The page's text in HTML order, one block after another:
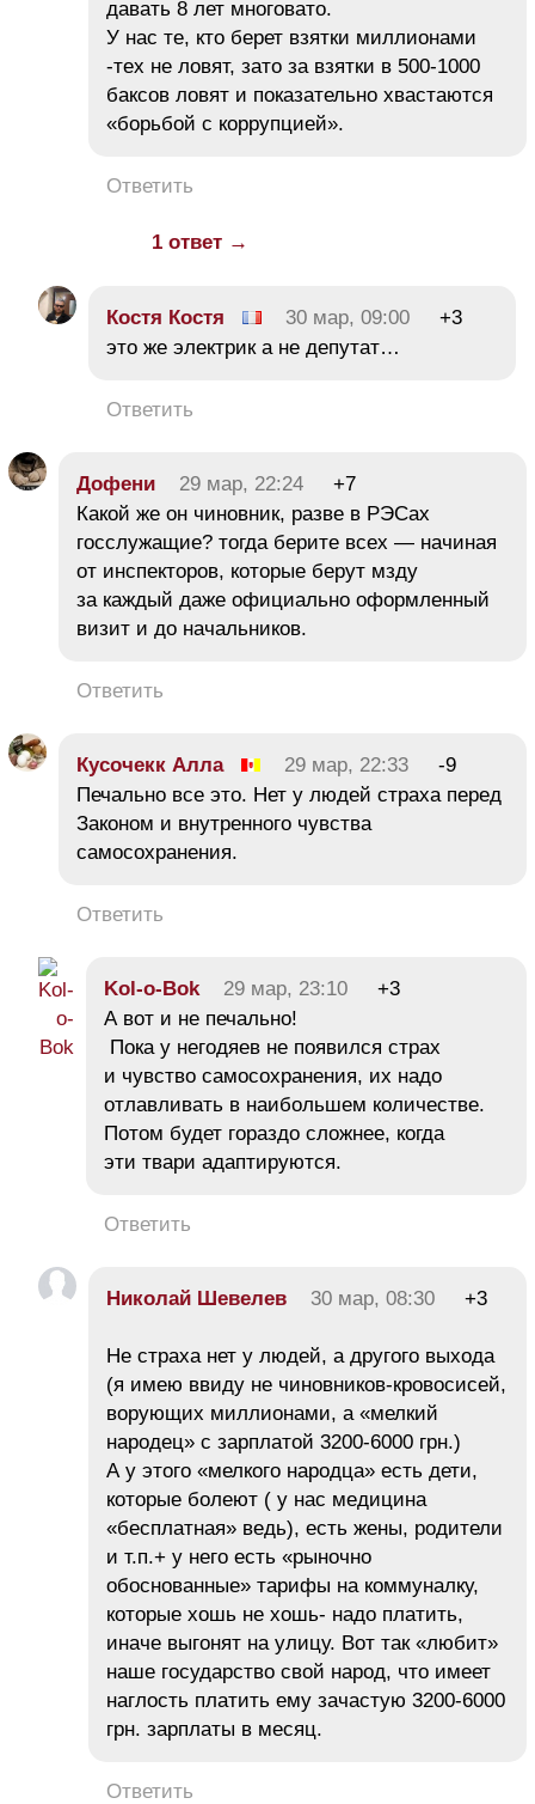
давать 8 лет многовато.
У нас те, кто берет взятки миллионами
-тех не ловят, зато за взятки в 500-1000
баксов ловят и показательно хвастаются
«борьбой с коррупцией».
Ответить
1 ответ →
Костя Костя 30 мар, 09:00
+3
это же электрик а не депутат…
Ответить
Дофени 29 мар, 22:24
+7
Какой же он чиновник, разве в РЭСах
госслужащие? тогда берите всех — начиная
от инспекторов, которые берут мзду
за каждый даже официально оформленный
визит и до начальников.
Ответить
Кусочекк Алла 29 мар, 22:33
-9
Печально все это. Нет у людей страха перед
Законом и внутренного чувства
самосохранения.
Ответить
Kol-o-Bok 29 мар, 23:10
+3
А вот и не печально!
Пока у негодяев не появился страх
и чувство самосохранения, их надо
отлавливать в наибольшем количестве.
Потом будет гораздо сложнее, когда
эти твари адаптируются.
Ответить
Николай Шевелев 30 мар, 08:30 +3
Не страха нет у людей, а другого выхода
(я имею ввиду не чиновников-кровосисей,
ворующих миллионами, а «мелкий
народец» с зарплатой 3200-6000 грн.)
А у этого «мелкого народца» есть дети,
которые болеют ( у нас медицина
«бесплатная» ведь), есть жены, родители
и т.п.+ у него есть «рыночно
обоснованные» тарифы на коммуналку,
которые хошь не хошь- надо платить,
иначе выгонят на улицу. Вот так «любит»
наше государство свой народ, что имеет
наглость платить ему зачастую 3200-6000
грн. зарплаты в месяц.
Ответить